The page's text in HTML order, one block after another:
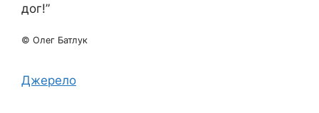
дог!”
© Олег Батлук
Джерело